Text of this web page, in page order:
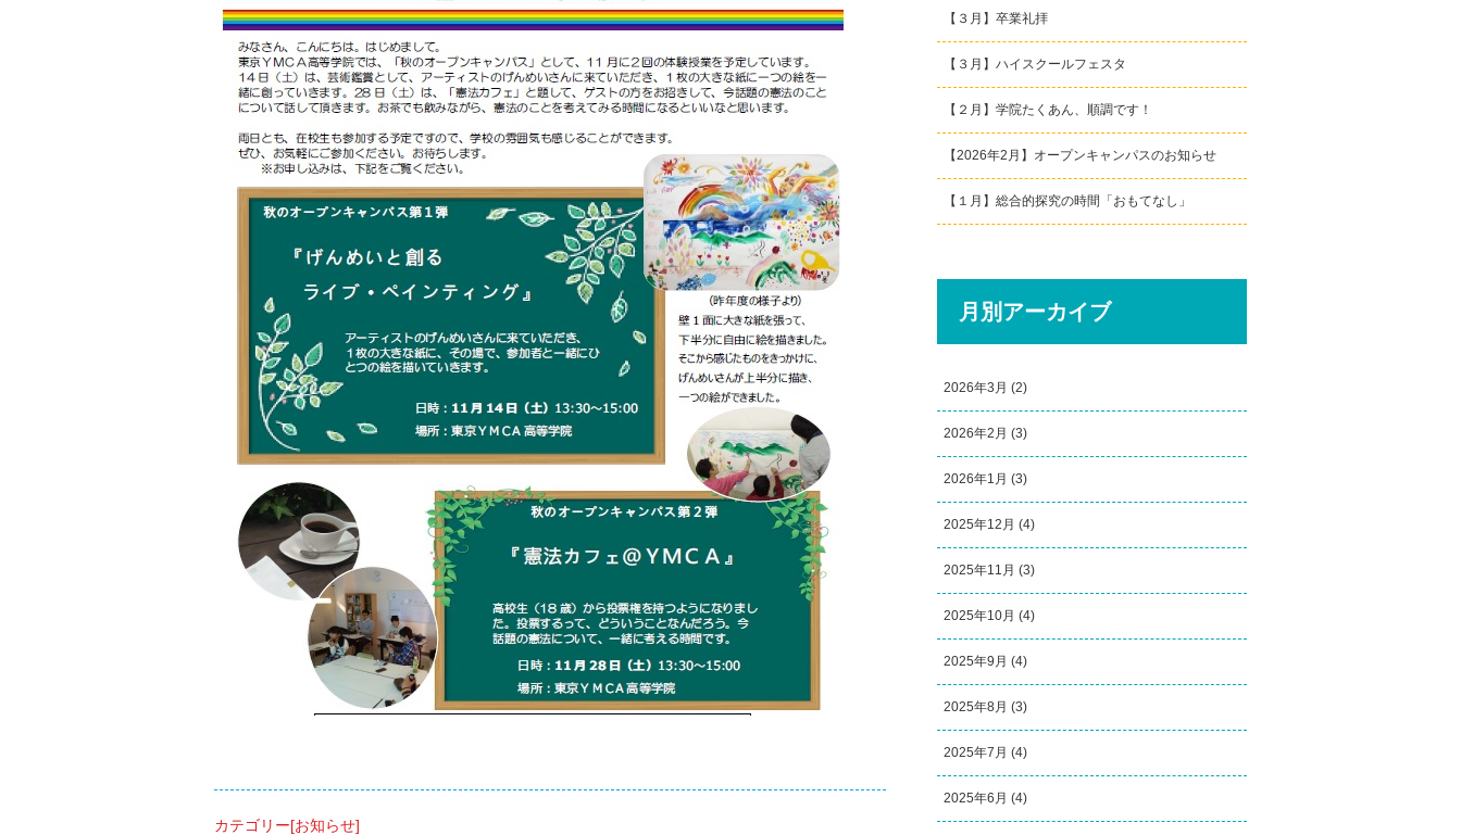
カテゴリー[お知らせ]
【３月】卒業礼拝
【３月】ハイスクールフェスタ
【２月】学院たくあん、順調です！
【2026年2月】オープンキャンパスのお知らせ
【１月】総合的探究の時間「おもてなし」
月別アーカイブ
2026年3月 (2)
2026年2月 (3)
2026年1月 (3)
2025年12月 (4)
2025年11月 (3)
2025年10月 (4)
2025年9月 (4)
2025年8月 (3)
2025年7月 (4)
2025年6月 (4)